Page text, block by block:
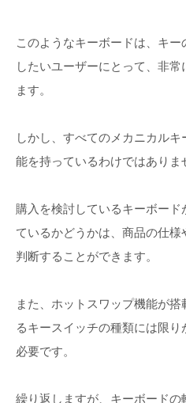
このようなキーボードは、キ
したいユーザーにとって、非
ます。
しかし、すべてのメカニカル
能を持っているわけではありま
購入を検討しているキーボー
ているかどうかは、商品の仕
判断することができます。
また、ホットスワップ機能が
るキースイッチの種類には限
必要です。
繰り返しますが、キーボード